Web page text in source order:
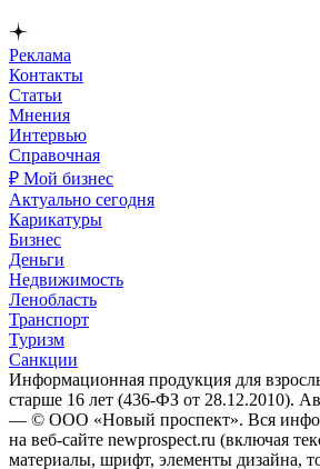
Реклама
Контакты
Статьи
Мнения
Интервью
Справочная
₽ Мой бизнес
Актуально сегодня
Карикатуры
Бизнес
Деньги
Недвижимость
Ленобласть
Транспорт
Туризм
Санкции
Информационная продукция для
старше 16 лет (436-ФЗ от 28.12.2010).
— © ООО «Новый проспект». Вся
на веб-сайте newprospect.ru (включая
материалы, шрифт, элементы дизайна,